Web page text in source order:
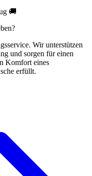
🚚
Wir unterstützen
und sorgen für einen
Komfort eines
erfüllt.